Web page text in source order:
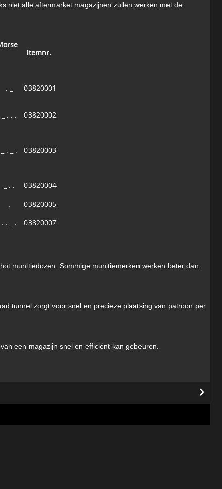
niet alle aftermarket magazijnen zullen werken met de
Itemnr.
. _ 03820001
_ . . . 03820002
_ . _ . 03820003
_ . .
03820004
.
03820005
. . _ . 03820007
munitiedozen. Sommige munitiemerken werken beter dan
tunnel zorgt voor snel en precieze plaatsing van patroon per
een magazijn snel en efficiënt kan gebeuren.